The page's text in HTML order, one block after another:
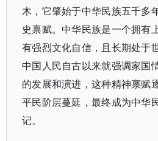
木，它肇始于中华民族五千多
史禀赋。中华民族是一个拥有
有强烈文化自信，且长期处于
中国人民自古以来就强调家国
的发展和演进，这种精神禀赋
平民阶层蔓延，最终成为中华
记。